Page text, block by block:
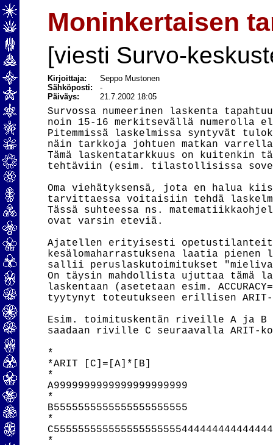
Moninkertaisen
[viesti Survo-
Kirjoittaja:
Seppo Mustonen
Sähköposti:-
Päiväys:
21.7.2002 18:05
Survossa numeerinen laskenta
noin 15-16 merkitsevällä numerolla
Pitemmissä laskelmissa syntyvät
näin tarkkoja johtuen matkan
Tämä laskentatarkkuus on
tehtäviin (esim. tilastollisissa
Oma viehätyksensä, jota en halua
tarvittaessa voitaisiin tehdä
Tässä suhteessa ns.
ovat varsin eteviä.
Ajatellen erityisesti
kesälomaharrastuksena laatia pienen
sallii peruslaskutoimitukset
On täysin mahdollista ujuttaa tämä
laskentaan (asetetaan esim.
tyytynyt toteutukseen erillisen ARIT-
Esim. toimituskentän riveille A ja
saadaan riville C seuraavalla ARIT-
*
*ARIT [C]=[A]*[B]
*
A9999999999999999999999
*
B5555555555555555555555
*
*